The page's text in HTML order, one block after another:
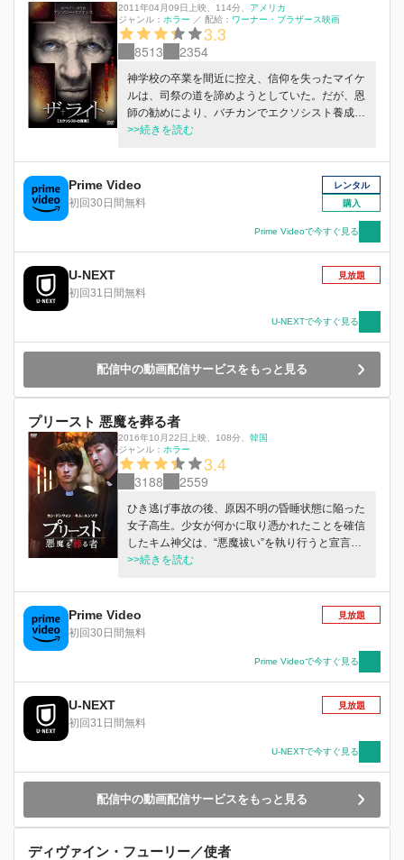
2011年04月09日上映 114分
アメリカ
ジャンル： ホラー ／ 配給： ワーナー・ブラザース映画
3.3
8513 2354
神学校の卒業を間近に控え、信仰を失ったマイケ
ルは、司祭の道を諦めようとしていた。だが、恩
師の勧めにより、バチカンでエクソシスト養成講
座を受講。そこで、ルーカス神父を手伝うことに
の当たりにする…。
>>続きを読む
Prime Video
初回30日間無料
レンタル
購入
Prime Videoで今すぐ見る
U-NEXT
初回31日間無料
見放題
U-NEXTで今すぐ見る
配信中の動画配信サービスをもっと見る
プリースト 悪魔を葬る者
2016年10月22日上映 108分
韓国
ジャンル： ホラー
3.4
3188 2559
ひき逃げ事故の後、原因不明の昏睡状態に陥った
女子高生。少女が何かに取り憑かれたことを確信
したキム神父は、“悪魔祓い”を執り行うと宣言
し、除霊の知識がある神学校生アガトが補助司祭
二人は己の命を懸け、人知を超えた危険な領域に
足を踏み入れていく─！
>>続きを読む
Prime Video
初回30日間無料
見放題
Prime Videoで今すぐ見る
U-NEXT
初回31日間無料
見放題
U-NEXTで今すぐ見る
配信中の動画配信サービスをもっと見る
ディヴァイン・フューリー／使者